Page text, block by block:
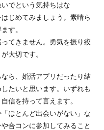
でという気持ちはな
じめてみましょう。素晴ら
す。
てきません。勇気を振り絞
大切です。
ら、婚活アプリだったり結
たいと思います。いずれも
信を持って言えます。
ほとんど出会いがない」な
合コンに参加してみること